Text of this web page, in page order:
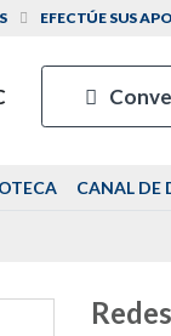
EFECTÚE SUS
CANAL DE